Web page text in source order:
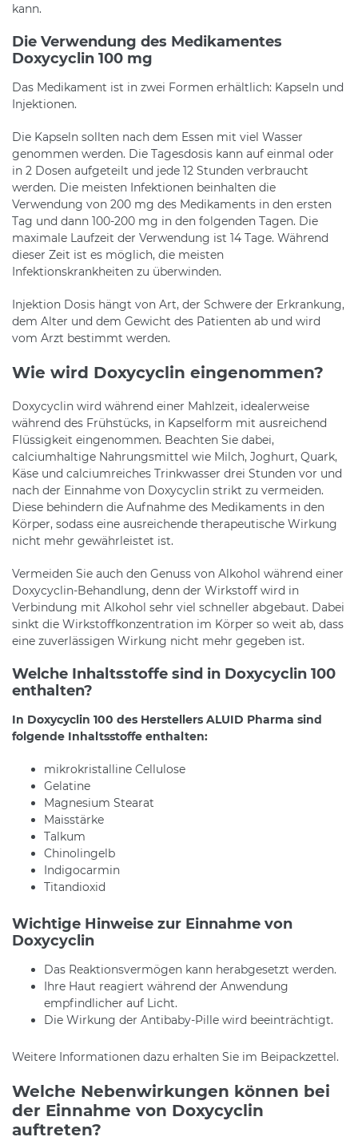
kann.
Die Verwendung des Medikamentes
Doxycyclin 100 mg
Das Medikament ist in zwei Formen erhältlich: Kapseln und
Injektionen.
Die Kapseln sollten nach dem Essen mit viel Wasser
genommen werden. Die Tagesdosis kann auf einmal oder
in 2 Dosen aufgeteilt und jede 12 Stunden verbraucht
werden. Die meisten Infektionen beinhalten die
Verwendung von 200 mg des Medikaments in den ersten
Tag und dann 100-200 mg in den folgenden Tagen. Die
maximale Laufzeit der Verwendung ist 14 Tage. Während
dieser Zeit ist es möglich, die meisten
Infektionskrankheiten zu überwinden.
Injektion Dosis hängt von Art, der Schwere der Erkrankung,
dem Alter und dem Gewicht des Patienten ab und wird
vom Arzt bestimmt werden.
Wie wird Doxycyclin eingenommen?
Doxycyclin wird während einer Mahlzeit, idealerweise
während des Frühstücks, in Kapselform mit ausreichend
Flüssigkeit eingenommen. Beachten Sie dabei,
calciumhaltige Nahrungsmittel wie Milch, Joghurt, Quark,
Käse und calciumreiches Trinkwasser drei Stunden vor und
nach der Einnahme von Doxycyclin strikt zu vermeiden.
Diese behindern die Aufnahme des Medikaments in den
Körper, sodass eine ausreichende therapeutische Wirkung
nicht mehr gewährleistet ist.
Vermeiden Sie auch den Genuss von Alkohol während einer
Doxycyclin-Behandlung, denn der Wirkstoff wird in
Verbindung mit Alkohol sehr viel schneller abgebaut. Dabei
sinkt die Wirkstoffkonzentration im Körper so weit ab, dass
eine zuverlässigen Wirkung nicht mehr gegeben ist.
Welche Inhaltsstoffe sind in Doxycyclin 100
enthalten?
In Doxycyclin 100 des Herstellers ALUID Pharma sind
folgende Inhaltsstoffe enthalten:
mikrokristalline Cellulose
Gelatine
Magnesium Stearat
Maisstärke
Talkum
Chinolingelb
Indigocarmin
Titandioxid
Wichtige Hinweise zur Einnahme von
Doxycyclin
Das Reaktionsvermögen kann herabgesetzt werden.
Ihre Haut reagiert während der Anwendung
empfindlicher auf Licht.
Die Wirkung der Antibaby-Pille wird beeinträchtigt.
Weitere Informationen dazu erhalten Sie im Beipackzettel.
Welche Nebenwirkungen können bei
der Einnahme von Doxycyclin
auftreten?